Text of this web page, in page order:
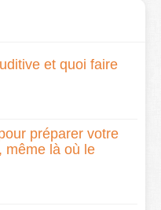
et quoi faire
préparer votre
même là où le